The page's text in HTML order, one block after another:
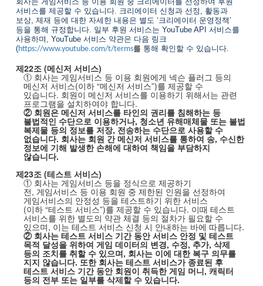
서비스를 제공할 수 있습니다. 크리에이터 신청과 선정 , 활동과
보상, 제재 등에 대한 자세한 내용은 별도 ‘크리에이터 운영정책’
등을 통해 규정합니다. 일부 후원 서비스는 YouTube API 서비스를
사용하며 , YouTube 서비스 약관은 다음 링크
(https://www.youtube.com/t/terms를 통해 확인할 수 있습니다.
제22조(메신저 서비스)
① 회사는 게임서비스 등 이용 회원에게 넥슨 플러그 등의
메신저 서비스(이하 “메신저 서비스”)를 제공할 수
있습니다. 회원이 메신저 서비스를 이용하기 위해서는 관련
프로그램을 설치하여야 합니다.
② 회원은 메신저 서비스를 타인의 권리를 침해하는 등
불법적인 수단으로 이용하거나, 청소년 유해매체물 또는 불법
복제물 등의 정보를 저장, 전송하는 수단으로 사용할 수
없습니다. 회사는 회원 간 메신저 서비스를 통하여 송, 수신한
정보에 기해 발생한 손해에 대하여 책임을 부담하지
않습니다.
제23조(테스트 서비스)
① 회사는 게임서비스 등을 정식으로 제공하기
전, 게임서비스 등 이용 회원 중 제한된 인원을 선정하여
게임서비스의 안정성 등을 테스트하기 위한 서비스
(이하 “테스트 서비스”)를 제공할 수 있습니다. 이때 테스트
서비스를 위한 별도의 약관 체결 등의 절차가 필요할 수
있으며, 이는 테스트 서비스 신청 시 안내하는 바에 따릅니다.
② 회사는 테스트 서비스 기간 동안 서비스 안정 및 테스트
목적 달성을 위하여 게임 데이터의 변경, 수정, 추가, 삭제
등의 조치를 취할 수 있으며, 회사는 이에 대한 복구 의무를
지지 않습니다. 또한 회사는 테스트 서비스가 종료된 후
테스트 서비스 기간 동안 회원이 취득한 게임 머니, 캐릭터
등의 전부 또는 일부를 삭제할 수 있습니다.